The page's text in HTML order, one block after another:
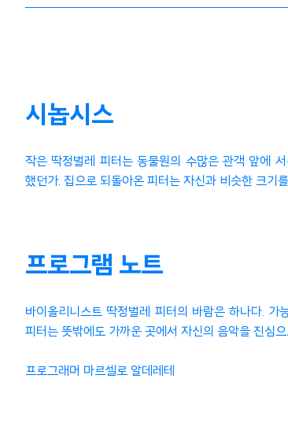
시놉시스
작은 딱정벌레 피터는 동물원의 수많은 관객 앞에
했던가. 집으로 되돌아온 피터는 자신과 비슷한 크기
프로그램 노트
바이올리니스트 딱정벌레 피터의 바람은 하나다.
피터는 뜻밖에도 가까운 곳에서 자신의 음악을 진심
프로그래머 마르셀로 알데레테